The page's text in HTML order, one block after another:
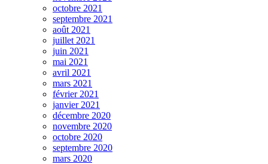
octobre 2021
septembre 2021
août 2021
juillet 2021
juin 2021
mai 2021
avril 2021
mars 2021
février 2021
janvier 2021
décembre 2020
novembre 2020
octobre 2020
septembre 2020
mars 2020